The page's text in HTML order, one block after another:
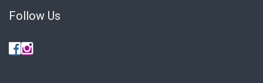
Follow Us